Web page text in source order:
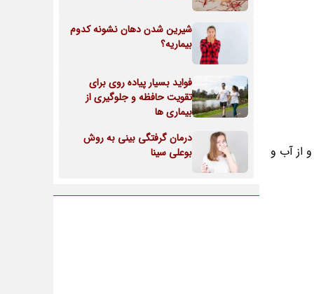
از آب و
شیرین شدن دهان نشونه کدوم
بیماریه؟
فواید بسیار پیاده روی برای
تقویت حافظه و جلوگیری از
بیماری ها
درمان گرفتگی بینی به روش
بوعلی سینا